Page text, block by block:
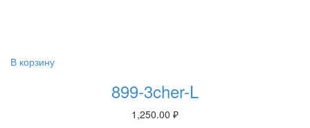
В корзину
899-3cher-L
1,250.00 ₽